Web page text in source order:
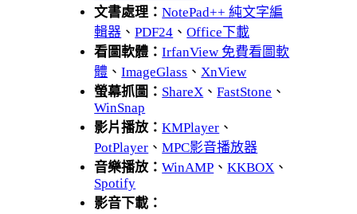
文書處理：NotePad++ 純文字編
輯器 、PDF24 、Office下載
看圖軟體：IrfanView 免費看圖軟
體 、ImageGlass 、 XnView
螢幕抓圖： ShareX 、FastStone 、
WinSnap
影片播放：KMPlayer 、
PotPlayer 、MPC影音播放器
音樂播放：WinAMP 、KKBOX 、
Spotify
影音下載：